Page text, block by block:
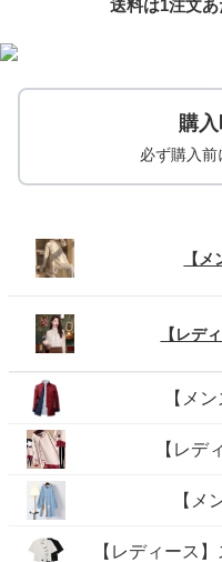
送料は1注文あ
購
必ず購入前
【
【レデ
【メ
【レデ
【メ
【レディース